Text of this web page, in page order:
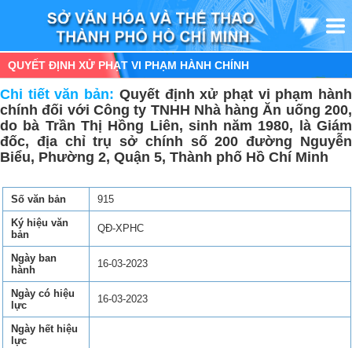
QUYẾT ĐỊNH XỬ PHẠT VI PHẠM HÀNH CHÍNH
Chi tiết văn bản: Quyết định xử phạt vi phạm hành
chính đối với Công ty TNHH Nhà hàng Ăn uống 200,
do bà Trần Thị Hồng Liên, sinh năm 1980, là Giám
đốc, địa chỉ trụ sở chính số 200 đường Nguyễn
Biểu, Phường 2, Quận 5, Thành phố Hồ Chí Minh
Số văn bản
915
Ký hiệu văn
bản
QĐ-XPHC
Ngày ban
hành
16-03-2023
Ngày có hiệu
lực
16-03-2023
Ngày hết hiệu
lực